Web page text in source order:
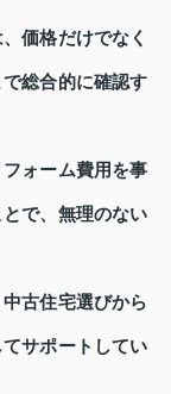
価格だけでなく
総合的に確認す
ォーム費用を事
で、無理のない
古住宅選びから
サポートしてい